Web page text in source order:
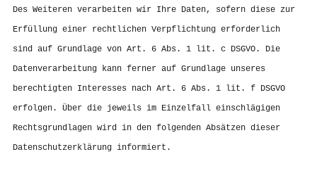
Des Weiteren verarbeiten wir Ihre Daten, sofern diese zur
Erfüllung einer rechtlichen Verpflichtung erforderlich
sind auf Grundlage von Art. 6 Abs. 1 lit. c DSGVO. Die
Datenverarbeitung kann ferner auf Grundlage unseres
berechtigten Interesses nach Art. 6 Abs. 1 lit. f DSGVO
erfolgen. Über die jeweils im Einzelfall einschlägigen
Rechtsgrundlagen wird in den folgenden Absätzen dieser
Datenschutzerklärung informiert.